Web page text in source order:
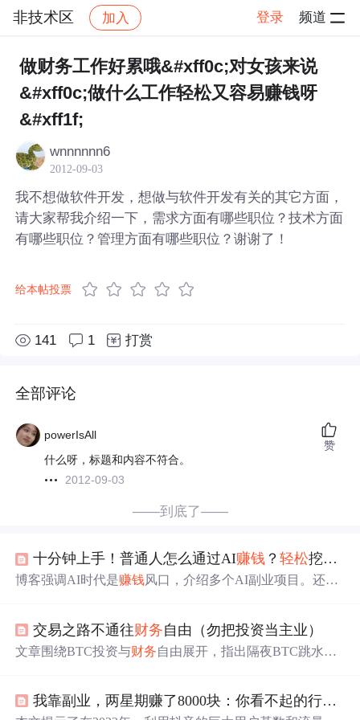
非技术区 加入 登录 频道
社区 非技术区 帖子详情
做财务工作好累哦&#xff0c;对女孩来说
&#xff0c;做什么工作轻松又容易赚钱呀
&#xff1f;
wnnnnnn6
2012-09-03
我不想做软件开发，想做与软件开发有关的其它方面，
请大家帮我介绍一下，需求方面有哪些职位？技术方面
有哪些职位？管理方面有哪些职位？谢谢了！
给本帖投票
141 1 打赏
全部评论
powerIsAll
什么呀，标题和内容不符合。
2012-09-03
赞
——到底了——
十分钟上手！普通人怎么通过AI赚钱 ？轻松挖掘自媒体新商机
博客强调AI时代是赚钱风口，介绍多个AI副业项目。还给
拟数字人课程，以及45天以上AIGC - 多渠道变现课程。
交易之路不通往财务自由（勿把投资当主业）
文章围绕BTC投资与财务自由展开，指出隔夜BTC跳水，
还强调交易之路难以通往财务自由，真正的财务自由是身
我靠副业，两星期赚了8000块：你看不起的行业！真的很